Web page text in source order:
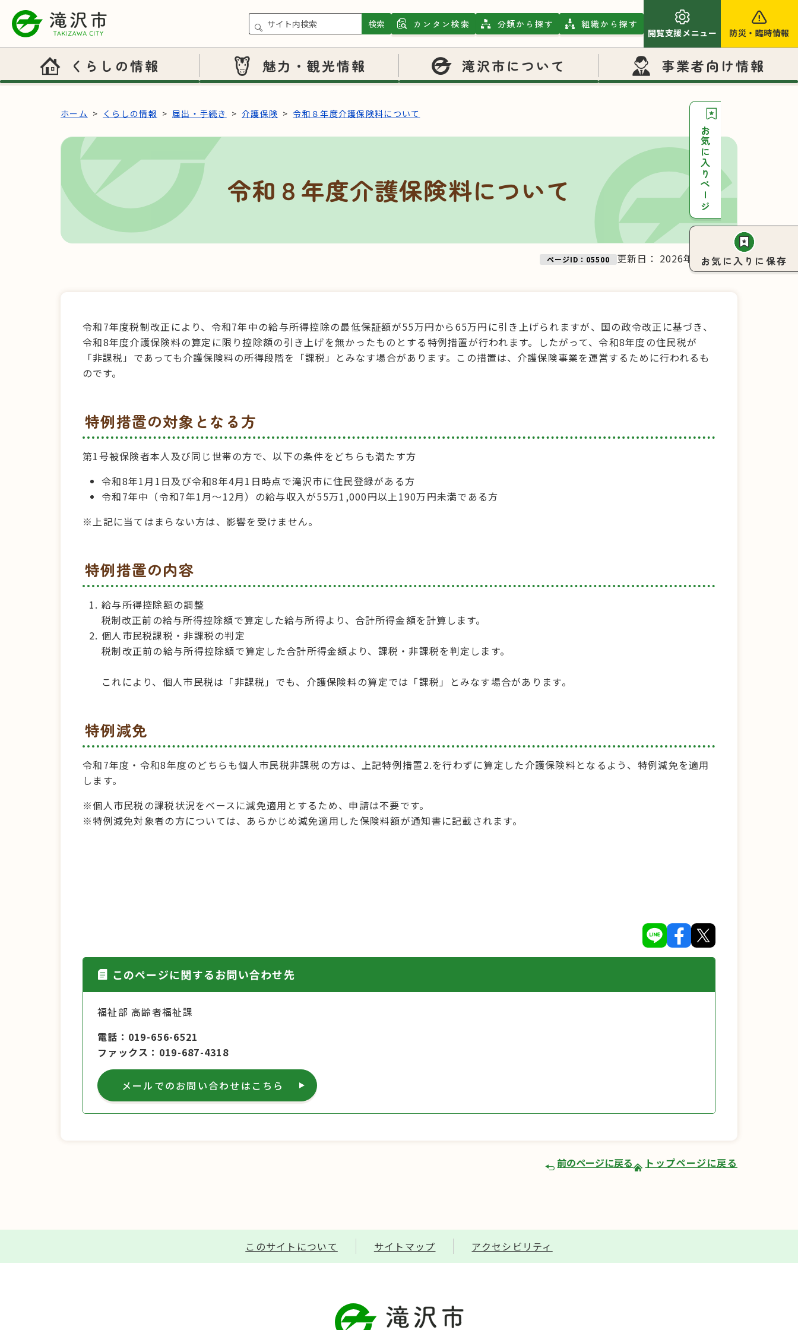
本文へスキップ
検索 カンタン検索 分類から探す 組織から探す
閲覧支援メニュー 防災 ・ 臨時情報
くらしの情報 魅力・観光情報 滝沢市について 事業者向け情報
お気に入りページ
お気に入りに保存
ホーム くらしの情報 届出・手続き 介護保険 令和８年度介護保険料について
令和８年度介護保険料について
ページID：05500 更新日： 2026年05月26日
令和7年度税制改正により、令和7年中の給与所得控除の最低保証額が55万円から65万円に引き上げられますが、国の政令改正に基づき、
令和8年度介護保険料の算定に限り控除額の引き上げを無かったものとする特例措置が行われます。したがって、令和8年度の住民税が
「非課税」であっても介護保険料の所得段階を「課税」とみなす場合があります。この措置は、介護保険事業を運営するために行われるも
のです。
特例措置の対象となる方
第1号被保険者本人及び同じ世帯の方で、以下の条件をどちらも満たす方
令和8年1月1日及び令和8年4月1日時点で滝沢市に住民登録がある方
令和7年中（令和7年1月～12月）の給与収入が55万1,000円以上190万円未満である方
※上記に当てはまらない方は、影響を受けません。
特例措置の内容
給与所得控除額の調整
税制改正前の給与所得控除額で算定した給与所得より、合計所得金額を計算します。
個人市民税課税・非課税の判定
税制改正前の給与所得控除額で算定した合計所得金額より、課税・非課税を判定します。
これにより、個人市民税は「非課税」でも、介護保険料の算定では「課税」とみなす場合があります。
特例減免
令和7年度・令和8年度のどちらも個人市民税非課税の方は、上記特例措置2.を行わずに算定した介護保険料となるよう、特例減免を適用
します。
※個人市民税の課税状況をベースに減免適用とするため、申請は不要です。
※特例減免対象者の方については、あらかじめ減免適用した保険料額が通知書に記載されます。
このページに関するお問い合わせ先
福祉部 高齢者福祉課
電話
019-656-6521
ファックス
019-687-4318
メールでのお問い合わせはこちら
前のページに戻る トップページに戻る
このサイトについて サイトマップ アクセシビリティ